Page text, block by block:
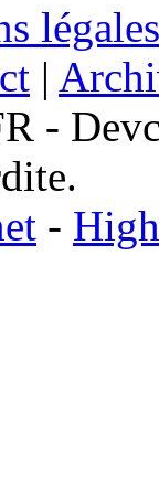
légales
|
-
-